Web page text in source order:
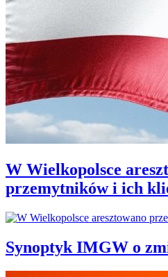
W Wielkopolsce
przemytników i ich
Synoptyk IMGW o